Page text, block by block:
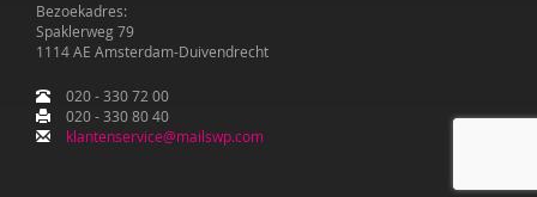
Bezoekadres:
Spaklerweg 79
1114 AE Amsterdam-Duivendrecht
020 - 330 72 00
020 - 330 80 40
klantenservice@mailswp.com